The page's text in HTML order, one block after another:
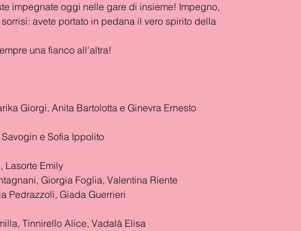
impegnate oggi nelle gare di insieme! Impegno,
avete portato in pedana il vero spirito della
una fianco all’altra!
Giorgi, Anita Bartolotta e Ginevra Ernesto
e Sofia Ippolito
Lasorte Emily
Giorgia Foglia, Valentina Riente
Pedrazzoli, Giada Guerrieri
Tinnirello Alice, Vadalà Elisa